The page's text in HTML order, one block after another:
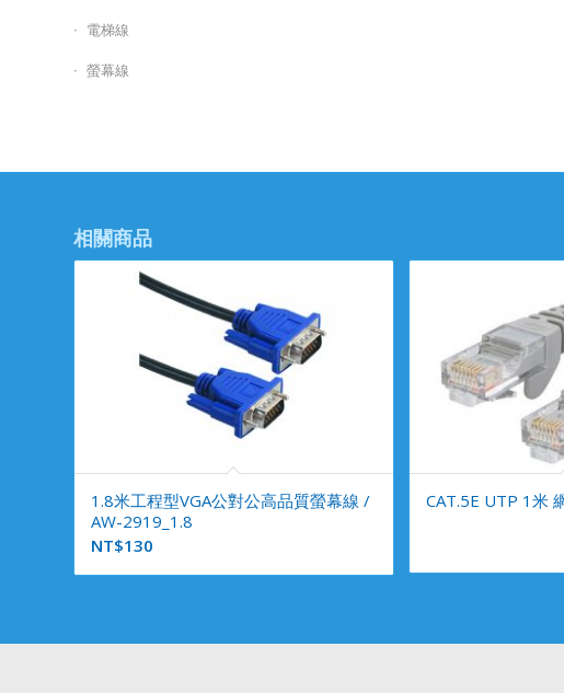
電梯線
螢幕線
相關商品
1.8米工程型VGA公對公高品質螢幕線 /
AW-2919_1.8
NT$130
CAT.5E UTP 1米